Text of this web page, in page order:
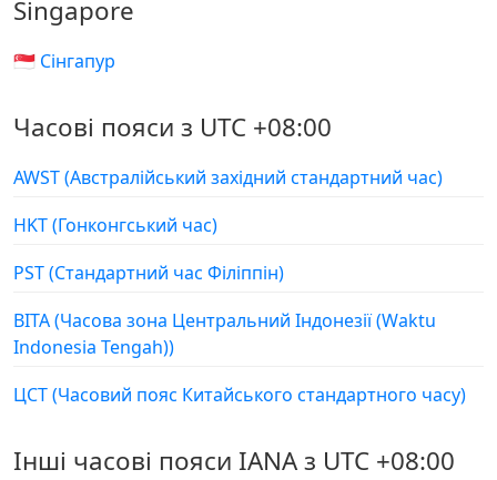
Singapore
🇸🇬 Сінгапур
Часові пояси з UTC +08:00
AWST (Австралійський західний стандартний час)
HKT (Гонконгський час)
PST (Стандартний час Філіппін)
ВІТА (Часова зона Центральний Індонезії (Waktu
Indonesia Tengah))
ЦСТ (Часовий пояс Китайського стандартного часу)
Інші часові пояси IANA з UTC +08:00